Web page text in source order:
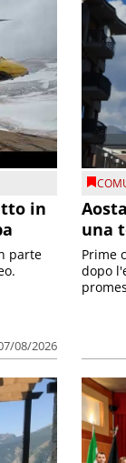
in
08/2026
parte
una
Prime
dopo